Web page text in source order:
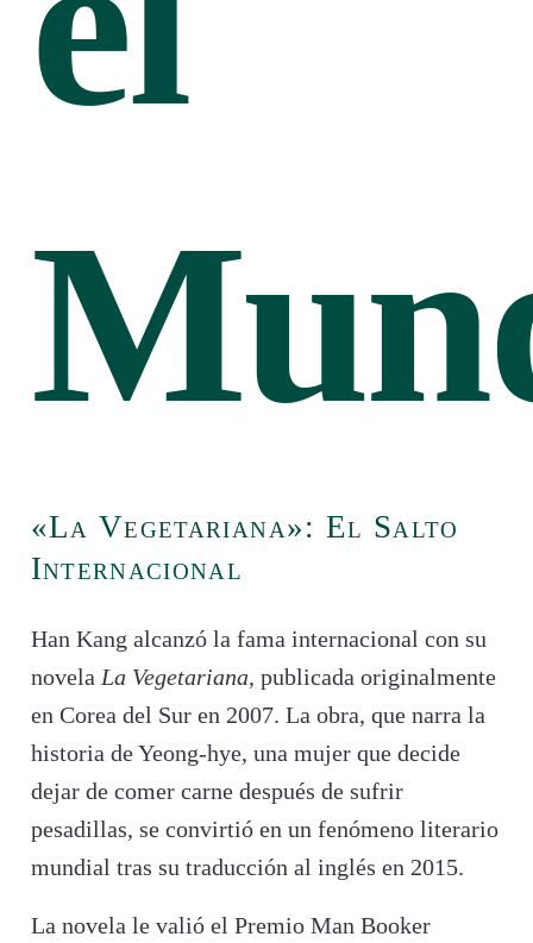
«La Vegetariana»: El Salto
Internacional
Han Kang alcanzó la fama internacional con su
novela La Vegetariana, publicada originalmente
en Corea del Sur en 2007. La obra, que narra la
historia de Yeong-hye, una mujer que decide
dejar de comer carne después de sufrir
pesadillas, se convirtió en un fenómeno literario
mundial tras su traducción al inglés en 2015.
La novela le valió el Premio Man Booker